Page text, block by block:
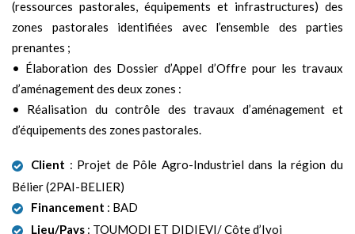
(ressources pastorales, équipements et infrastructures) des
zones pastorales identifiées avec l’ensemble des parties
prenantes ;
• Élaboration des Dossier d’Appel d’Offre pour les travaux
d’aménagement des deux zones :
• Réalisation du contrôle des travaux d’aménagement et
d’équipements des zones pastorales.
Client : Projet de Pôle Agro-Industriel dans la région du
Bélier (2PAI-BELIER)
Financement : BAD
Lieu/Pays : TOUMODI ET DIDIEVI/ Côte d’Ivoi